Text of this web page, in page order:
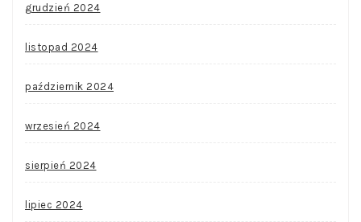
grudzień 2024
listopad 2024
październik 2024
wrzesień 2024
sierpień 2024
lipiec 2024